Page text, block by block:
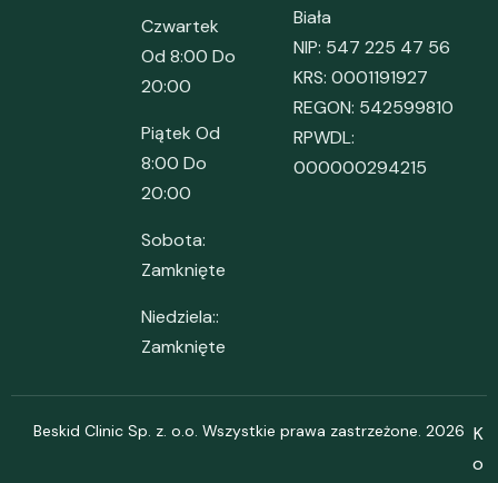
Czwartek
Od 8:00 Do
20:00
Piątek Od
8:00 Do
20:00
Sobota:
Zamknięte
Niedziela::
Zamknięte
Biała
NIP: 547 225 47 56
KRS: 0001191927
REGON: 542599810
RPWDL:
000000294215
Beskid Clinic Sp. z. o.o. Wszystkie prawa zastrzeżone. 2026 K
o